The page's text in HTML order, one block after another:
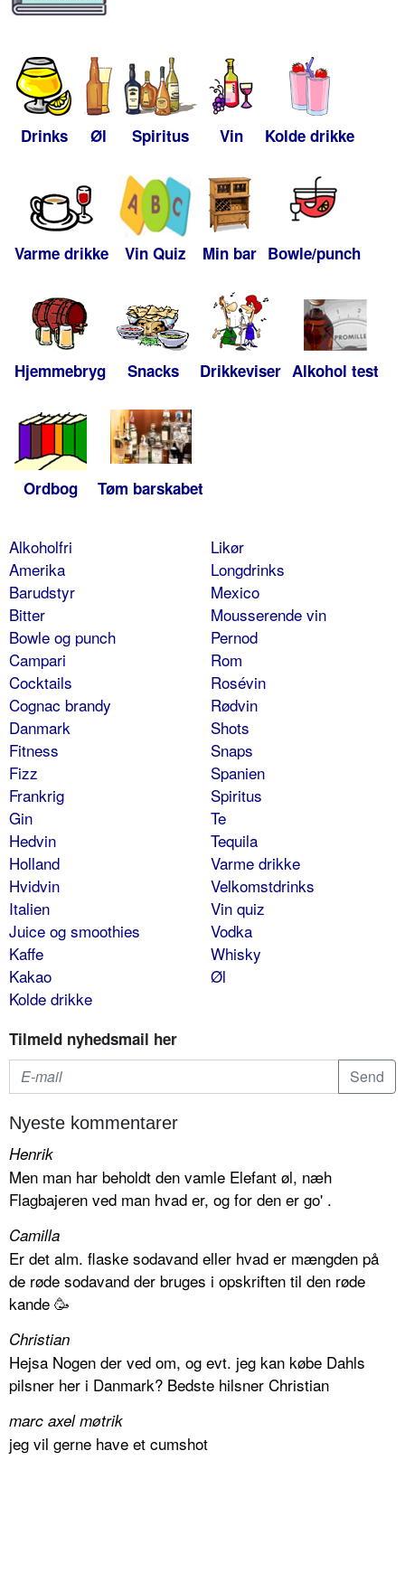
Drinks Øl Spiritus Vin Kolde drikke
Varme drikke Vin Quiz Min bar Bowle/punch
Hjemmebryg Snacks Drikkeviser Alkohol test
Ordbog Tøm barskabet
Alkoholfri
Amerika
Barudstyr
Bitter
Bowle og punch
Campari
Cocktails
Cognac brandy
Danmark
Fitness
Fizz
Frankrig
Gin
Hedvin
Holland
Hvidvin
Italien
Juice og smoothies
Kaffe
Kakao
Kolde drikke
Likør
Longdrinks
Mexico
Mousserende vin
Pernod
Rom
Rosévin
Rødvin
Shots
Snaps
Spanien
Spiritus
Te
Tequila
Varme drikke
Velkomstdrinks
Vin quiz
Vodka
Whisky
Øl
Tilmeld nyhedsmail her
Nyeste kommentarer
Henrik
Men man har beholdt den vamle Elefant øl, næh
Flagbajeren ved man hvad er, og for den er go' .
Camilla
Er det alm. flaske sodavand eller hvad er mængden på
de røde sodavand der bruges i opskriften til den røde
kande 🥳
Christian
Hejsa Nogen der ved om, og evt. jeg kan købe Dahls
pilsner her i Danmark? Bedste hilsner Christian
marc axel møtrik
jeg vil gerne have et cumshot